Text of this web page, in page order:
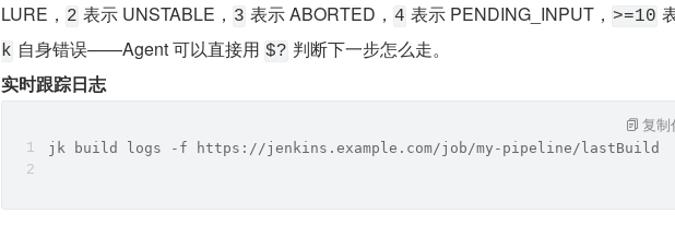
LURE， 2 表示 UNSTABLE， 3 表示 ABORTED， 4 表示 PENDING_INPUT， >=10
k 自身错误——Agent 可以直接用 $? 判断下一步怎么走。
实时跟踪日志
jk build logs -f https://jenkins.example.com/job/my-pipeline/lastBuild
复制